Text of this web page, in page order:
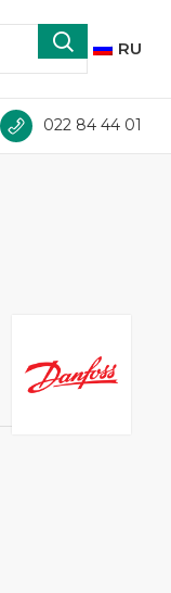
RU
022 84 44 01